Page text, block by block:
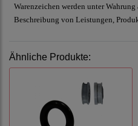
Warenzeichen werden unter
Beschreibung von Leistungen,
Ähnliche Produkte: